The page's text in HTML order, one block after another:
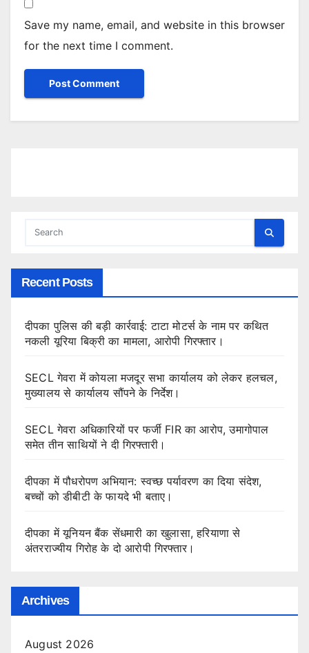
Save my name, email, and website in this browser
for the next time I comment.
Recent Posts
दीपका पुलिस की बड़ी कार्रवाई: टाटा मोटर्स के नाम पर कथित
नकली यूरिया बिक्री का मामला, आरोपी गिरफ्तार।
SECL गेवरा में कोयला मजदूर सभा कार्यालय को लेकर हलचल,
मुख्यालय से कार्यालय सौंपने के निर्देश।
SECL गेवरा अधिकारियों पर फर्जी FIR का आरोप, उमागोपाल
समेत तीन साथियों ने दी गिरफ्तारी।
दीपका में पौधरोपण अभियान: स्वच्छ पर्यावरण का दिया संदेश,
बच्चों को डीबीटी के फायदे भी बताए।
दीपका में यूनियन बैंक सेंधमारी का खुलासा, हरियाणा से
अंतरराज्यीय गिरोह के दो आरोपी गिरफ्तार।
Archives
August 2026